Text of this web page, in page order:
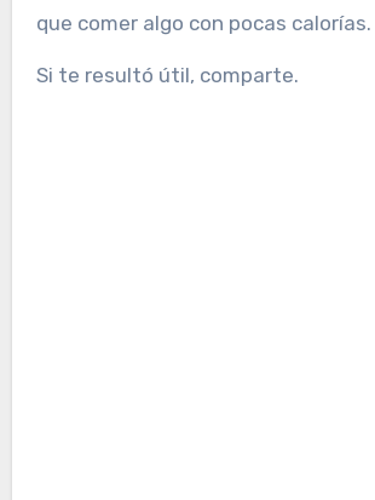
que comer algo con pocas calorías.
Si te resultó útil, comparte.